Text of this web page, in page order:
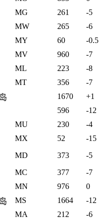
MG 261
-5
MW 265
-6
MY 60
-0.5
MV 960
-7
ML 223
-8
MT 356
-7
1670
+1
596
-12
MU 230
-4
MX 52
-15
MD 373
-5
MC 377
-7
MN 976
0
MS 1664
-12
MA 212
-6